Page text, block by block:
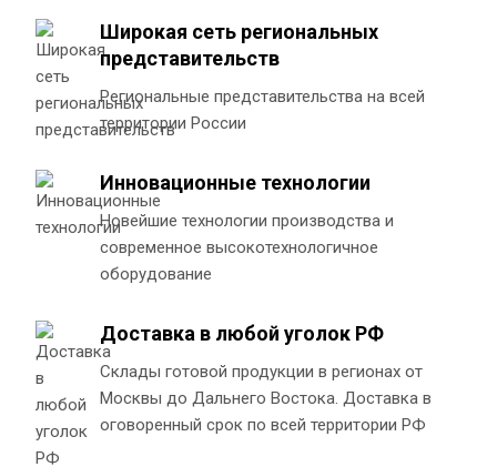
Широкая сеть региональных
представительств
Региональные представительства на всей
территории России
Инновационные технологии
Новейшие технологии производства и
современное высокотехнологичное
оборудование
Доставка в любой уголок РФ
Склады готовой продукции в регионах от
Москвы до Дальнего Востока. Доставка в
оговоренный срок по всей территории РФ